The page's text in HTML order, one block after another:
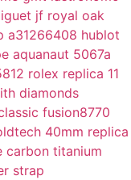
jf royal oak
a31266408 hublot
aquanaut 5067a
rolex replica 11
diamonds
fusion8770
40mm replica
carbon titanium
strap